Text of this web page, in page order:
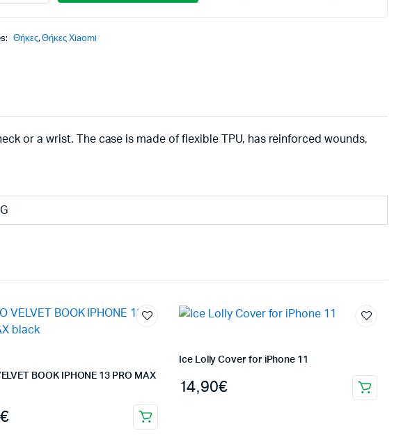
was:
13,90€.
τιμή
είναι:
Θήκες,Θήκες Xiaomi
or a wrist. The case is made of flexible TPU, has reinforced wounds,
BOOK IPHONE 13 PRO MAX
€
Ice Lolly Cover for iPhone 11
14,90€